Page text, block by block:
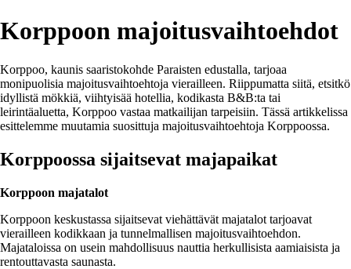
Korppoon majoitusvaihtoehdot
Korppoo, kaunis saaristokohde Paraisten edustalla, tarjoaa
monipuolisia majoitusvaihtoehtoja vierailleen. Riippumatta siitä, etsitkö
idyllistä mökkiä, viihtyisää hotellia, kodikasta B&B:ta tai
leirintäaluetta, Korppoo vastaa matkailijan tarpeisiin. Tässä artikkelissa
esittelemme muutamia suosittuja majoitusvaihtoehtoja Korppoossa.
Korppoossa sijaitsevat majapaikat
Korppoon majatalot
Korppoon keskustassa sijaitsevat viehättävät majatalot tarjoavat
vierailleen kodikkaan ja tunnelmallisen majoitusvaihtoehdon.
Majataloissa on usein mahdollisuus nauttia herkullisista aamiaisista ja
rentouttavasta saunasta.